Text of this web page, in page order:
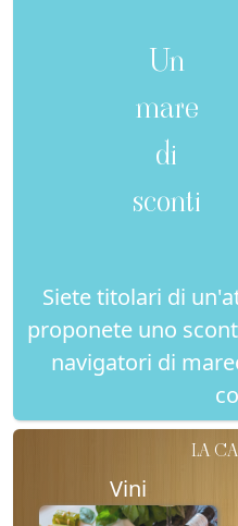
Un
mare
di
sconti
Siete titolari di
proponete uno
navigatori di
LA
Vini